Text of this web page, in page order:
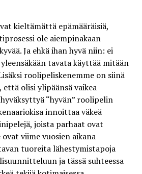
kieltämättä epämääräisiä,
ole aiempinakaan
Ja ehkä ihan hyvä niin: ei
tavata käyttää mitään
roolipeliskenemme on siinä
olisi ylipäänsä vaikea
“hyvän” roolipelin
innoittaa väkeä
joista parhaat ovat
viime vuosien aikana
tuoreita lähestymistapoja
ja tässä suhteessa